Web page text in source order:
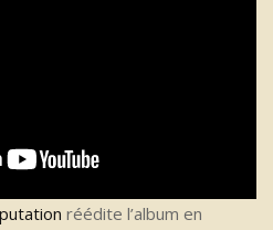
réédite l’album en